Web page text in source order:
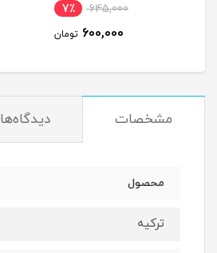
645,000 7٪
600,000 تومان
مشخصات دیدگاه‌ها
محصول
ترکیه